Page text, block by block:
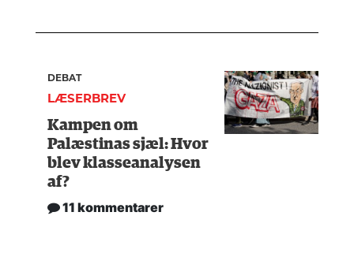
DEBAT
LÆSERBREV
Kampen om
Palæstinas sjæl: Hvor
blev klasseanalysen
af?
11 kommentarer